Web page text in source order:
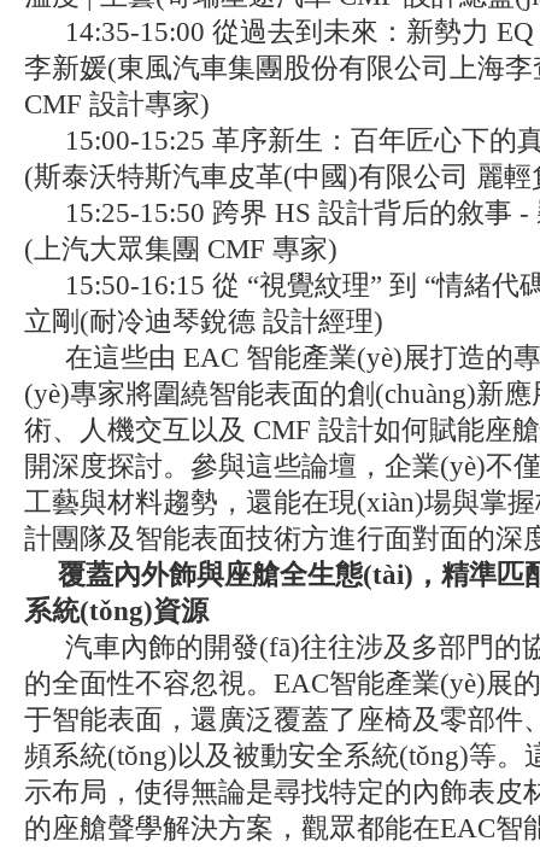
14:35-15:00 從過去到未來：新勢力
李新媛(東風汽車集團股份有限公司上海
CMF 設計專家)
15:00-15:25 革序新生：百年匠心下的
(斯泰沃特斯汽車皮革(中國)有限公司 麗輕
15:25-15:50 跨界 HS 設計背后的敘事
(上汽大眾集團 CMF 專家)
15:50-16:15 從 “視覺紋理” 到 “情緒代
立剛(耐冷迪琴銳德 設計經理)
在這些由 EAC 智能產業(yè)展打造的
(yè)專家將圍繞智能表面的創(chuàng)新應用
術、人機交互以及 CMF 設計如何賦能座
開深度探討。參與這些論壇，企業(yè)
工藝與材料趨勢，還能在現(xiàn)場與掌
計團隊及智能表面技術方進行面對面的深度交
覆蓋內外飾與座艙全生態(tài)，精準
系統(tǒng)資源
汽車內飾的開發(fā)往往涉及多部門的協
的全面性不容忽視。EAC智能產業(yè)
于智能表面，還廣泛覆蓋了座椅及零部件、
頻系統(tǒng)以及被動安全系統(tǒng)等
示布局，使得無論是尋找特定的內飾表皮
的座艙聲學解決方案，觀眾都能在EAC